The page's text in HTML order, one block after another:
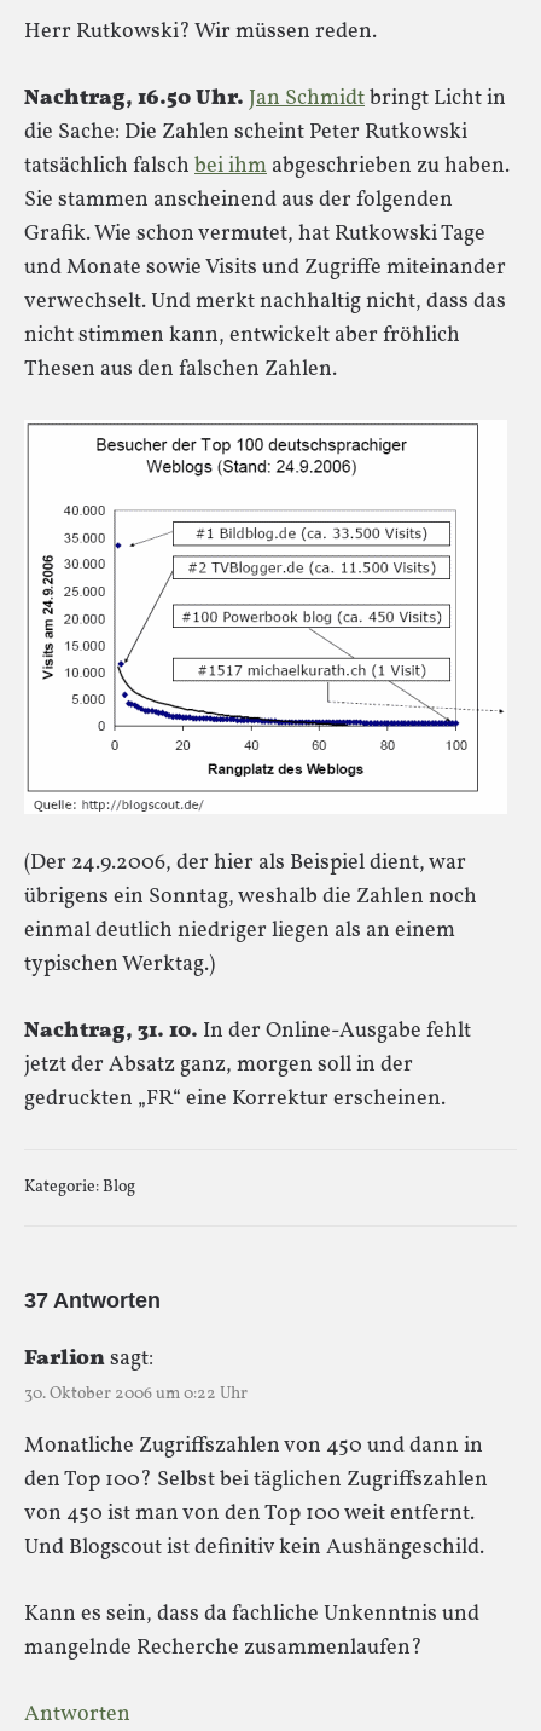
Herr Rutkowski? Wir müssen reden.
Nachtrag, 16.50 Uhr. Jan Schmidtbringt Licht in
die Sache: Die Zahlen scheint Peter Rutkowski
tatsächlich falsch bei ihm abgeschrieben zu haben.
Sie stammen anscheinend aus der folgenden
Grafik. Wie schon vermutet, hat Rutkowski Tage
und Monate sowie Visits und Zugriffe miteinander
verwechselt. Und merkt nachhaltig nicht, dass das
nicht stimmen kann, entwickelt aber fröhlich
Thesen aus den falschen Zahlen.
(Der 24.9.2006, der hier als Beispiel dient, war
übrigens ein Sonntag, weshalb die Zahlen noch
einmal deutlich niedriger liegen als an einem
typischen Werktag.)
Nachtrag, 31. 10. In der Online-Ausgabe fehlt
jetzt der Absatz ganz, morgen soll in der
gedruckten „FR“ eine Korrektur erscheinen.
Kategorie:Blog
37 Antworten
Farlionsagt:
30. Oktober 2006 um 0:22 Uhr
Monatliche Zugriffszahlen von 450 und dann in
den Top 100? Selbst bei täglichen Zugriffszahlen
von 450 ist man von den Top 100 weit entfernt.
Und Blogscout ist definitiv kein Aushängeschild.
Kann es sein, dass da fachliche Unkenntnis und
mangelnde Recherche zusammenlaufen?
Antworten